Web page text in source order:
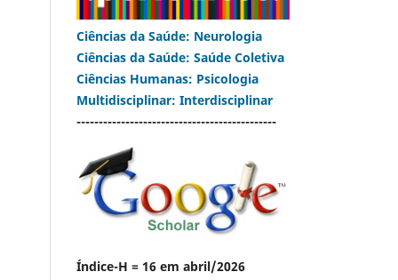
Ciências da Saúde: Neurologia
Ciências da Saúde: Saúde Coletiva
Ciências Humanas: Psicologia
Multidisciplinar: Interdisciplinar
---------------------------------------------
Índice-H = 16 em abril/2026